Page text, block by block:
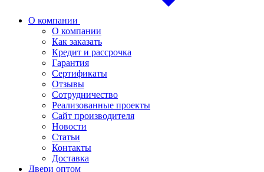
О компании
О компании
Как заказать
Кредит и рассрочка
Гарантия
Сертификаты
Отзывы
Сотрудничество
Реализованные проекты
Сайт производителя
Новости
Статьи
Контакты
Доставка
Двери оптом